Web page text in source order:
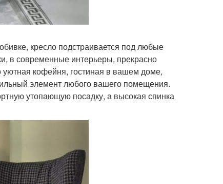
кресло подстраивается под любые
в современные интерьеры, прекрасно
кофейня, гостиная в вашем доме,
элемент любого вашего помещения.
утопающую посадку, а высокая спинка